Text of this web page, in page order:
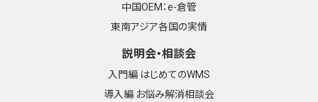
中国OEM：e-倉管
東南アジア各国の実情
説明会・相談会
入門編 はじめてのWMS
導入編 お悩み解消相談会